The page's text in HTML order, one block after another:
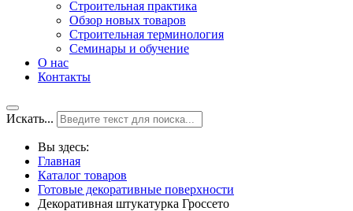
Строительная практика
Обзор новых товаров
Строительная терминология
Семинары и обучение
О нас
Контакты
Искать...
Вы здесь:
Главная
Каталог товаров
Готовые декоративные поверхности
Декоративная штукатурка Гроссето